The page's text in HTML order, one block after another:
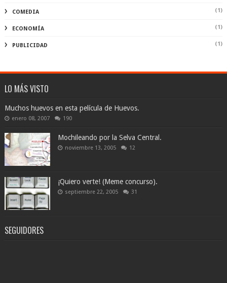
COMEDIA (1)
ECONOMÍA (1)
PUBLICIDAD (1)
LO MÁS VISTO
Muchos huevos en esta película de Huevos.
enero 08, 2007 190
Mochileando por la Selva Central.
noviembre 13, 2005 12
¡Quiero verte! (Meme concurso).
septiembre 22, 2005 31
SEGUIDORES